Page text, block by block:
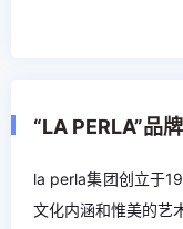
“LA PERLA”品
la perla集团创立于
文化内涵和惟美的艺